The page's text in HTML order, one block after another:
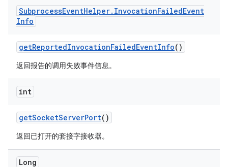
SubprocessEventHelper. InvocationFailedEvent
Info
getReportedInvocationFailedEventInfo()
返回报告的调用失败事件信息。
int
getSocketServerPort()
返回已打开的套接字接收器。
Long